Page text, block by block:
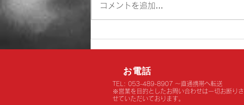
ご利用いただき、誠にありがとう
ございます。 昨今の中東情勢の
（株）より価格改定の連絡を受
け、誠に心苦しいのですが、弊社
も2026年６月１日よりキーパー
コメントを追加…
お電話
TEL: 053-489-8907 ～直通携帯へ転送
※営業を目的としたお問い合わせは一切お断りさ
せていただいております。